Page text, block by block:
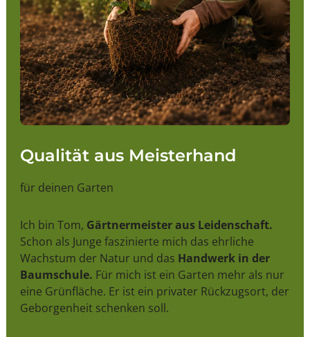
Qualität aus Meisterhand
für deinen Garten
Ich bin Tom, Gärtnermeister aus Leidenschaft.
Schon als Junge faszinierte mich das ehrliche
Wachstum der Natur und das Handwerk in der
Baumschule. Für mich ist ein Garten mehr als nur
eine Grünfläche. Er ist ein privater Rückzugsort, der
Geborgenheit schenken soll.